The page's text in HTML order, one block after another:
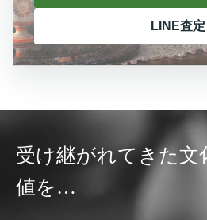
LINE査定
受け継がれてきた文
値を…